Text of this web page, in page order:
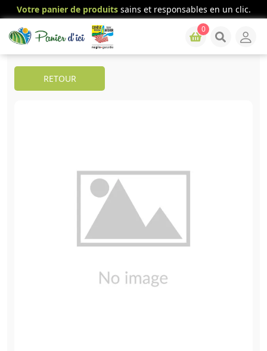
Votre panier de produitssains et responsables en un clic.
0
RETOUR